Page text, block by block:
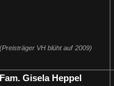
(Preisträger VH blüht auf 2009)
Fam. Gisela Heppel